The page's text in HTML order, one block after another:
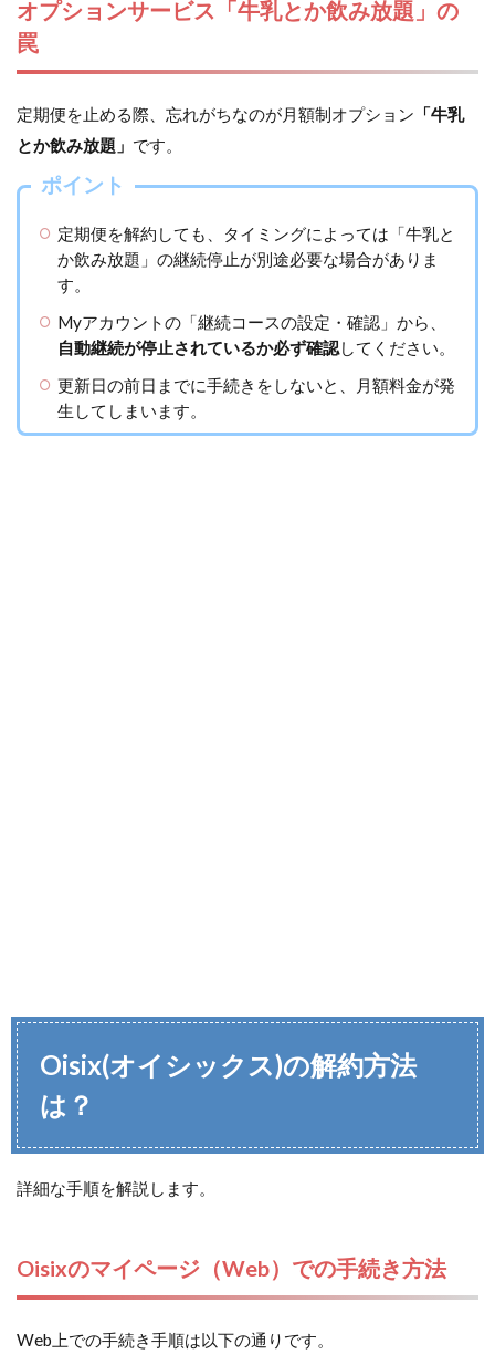
オプションサービス「牛乳とか飲み放題」の
罠
定期便を止める際、忘れがちなのが月額制オプション 「牛乳
とか飲み放題」 です。
ポイント
定期便を解約しても、タイミングによっては「牛乳と
か飲み放題」の継続停止が別途必要な場合がありま
す。
Myアカウントの「継続コースの設定・確認」から、
自動継続が停止されているか必ず確認してください。
更新日の前日までに手続きをしないと、月額料金が発
生してしまいます。
Oisix(オイシックス)の解約方法
は？
詳細な手順を解説します。
Oisixのマイページ（Web）での手続き方法
Web上での手続き手順は以下の通りです。